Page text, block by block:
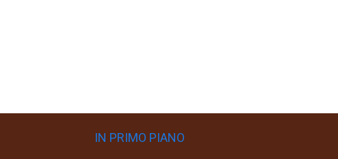
IN PRIMO PIANO